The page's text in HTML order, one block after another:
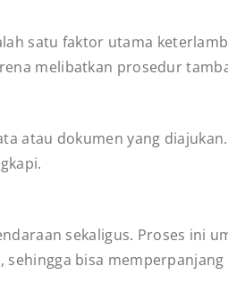
satu faktor utama
melibatkan prosedur
atau dokumen yang
sekaligus. Proses ini
bisa